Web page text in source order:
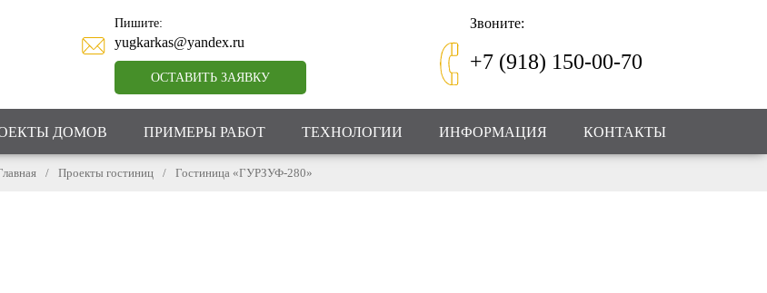
Звоните:
+7 (918) 150-00-70
Пишите:
yugkarkas@yandex.ru
ОСТАВИТЬ ЗАЯВКУ
ДОМОВ ПРИМЕРЫ РАБОТ ТЕХНОЛОГИИ ИНФОРМАЦИЯ КОНТАКТЫ
/ Проекты гостиниц / Гостиница «ГУРЗУФ-280»